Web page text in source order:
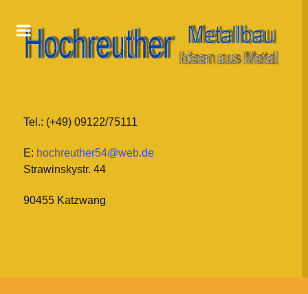
Tel.: (+49) 09122/75111
E: hochreuther54@web.de
Strawinskystr. 44
90455 Katzwang